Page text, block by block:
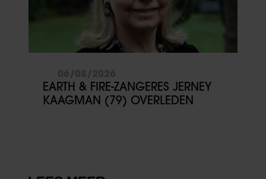
EARTH & FIRE-ZANGERES JERNEY
KAAGMAN (79) OVERLEDEN